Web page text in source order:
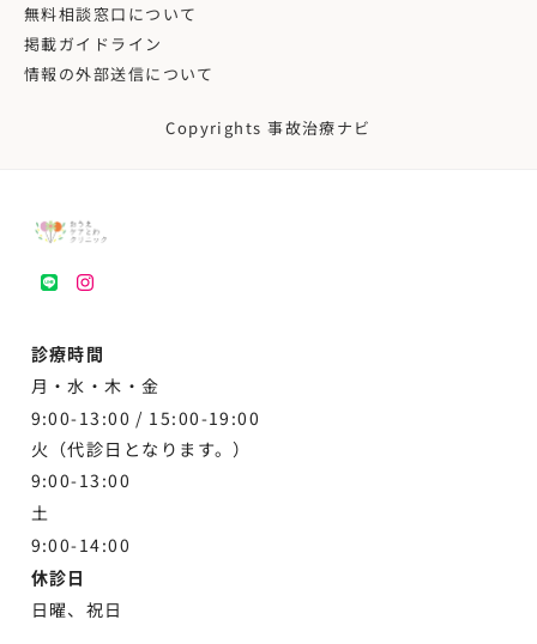
無料相談窓口について
掲載ガイドライン
情報の外部送信について
Copyrights 事故治療ナビ
LINEinstagram
診療時間
月・水・木・金
9:00-13:00 / 15:00-19:00
火（代診日となります。）
9:00-13:00
土
9:00-14:00
休診日
日曜、祝日